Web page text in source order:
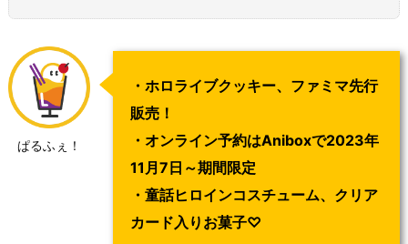
ぱるふぇ！
・ホロライブクッキー、ファミマ先行
販売！
・ オンライン予約はAniboxで2023年
11月7日～期間限定
・ 童話ヒロインコスチューム、クリア
カード入りお菓子♡